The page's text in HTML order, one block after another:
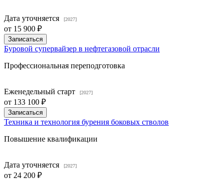
Дата уточняется [2027]
от 15 900 ₽
Записаться
Буровой супервайзер в нефтегазовой отрасли
Профессиональная переподготовка
Еженедельный старт [2027]
от 133 100 ₽
Записаться
Техника и технология бурения боковых стволов
Повышение квалификации
Дата уточняется [2027]
от 24 200 ₽